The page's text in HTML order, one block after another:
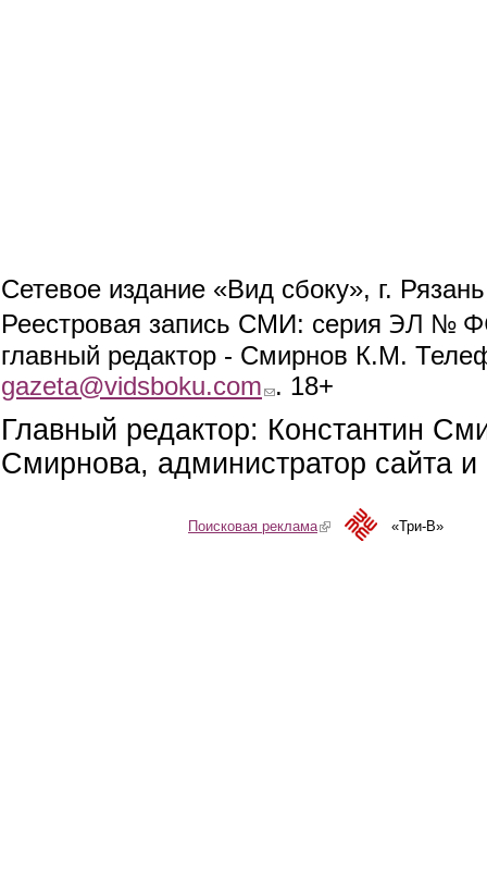
Сетевое издание «Вид сбоку», г.
Реестровая запись СМИ: серия ЭЛ №
главный редактор - Смирнов К.М.
gazeta@vidsboku.com (link sends e-mail)
. 18+
Главный редактор: Константин
Смирнова, администратор сайта
Поисковая реклама(link is external)«Три-В»